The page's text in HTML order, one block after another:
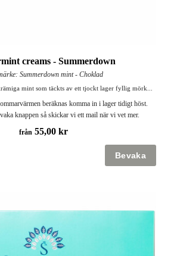
creams - Summerdown
Summerdown mint - Choklad
mint som täckts av ett tjockt lager fyllig mörk...
beräknas komma in i lager tidigt höst.
knappen så skickar vi ett mail när vi vet mer.
från 55,00 kr